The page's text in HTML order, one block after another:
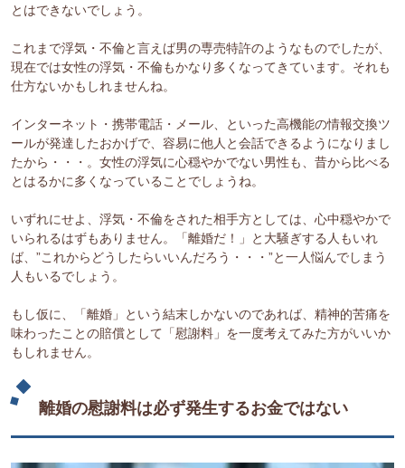
とはできないでしょう。
これまで浮気・不倫と言えば男の専売特許のようなものでしたが、
現在では女性の浮気・不倫もかなり多くなってきています。それも
仕方ないかもしれませんね。
インターネット・携帯電話・メール、といった高機能の情報交換ツ
ールが発達したおかげで、容易に他人と会話できるようになりまし
たから・・・。女性の浮気に心穏やかでない男性も、昔から比べる
とはるかに多くなっていることでしょうね。
いずれにせよ、浮気・不倫をされた相手方としては、心中穏やかで
いられるはずもありません。「離婚だ！」と大騒ぎする人もいれ
ば、”これからどうしたらいいんだろう・・・”と一人悩んでしまう
人もいるでしょう。
もし仮に、「離婚」という結末しかないのであれば、精神的苦痛を
味わったことの賠償として「慰謝料」を一度考えてみた方がいいか
もしれません。
離婚の慰謝料は必ず発生するお金ではない